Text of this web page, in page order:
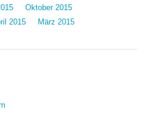
Oktober 2015
2015 März 2015